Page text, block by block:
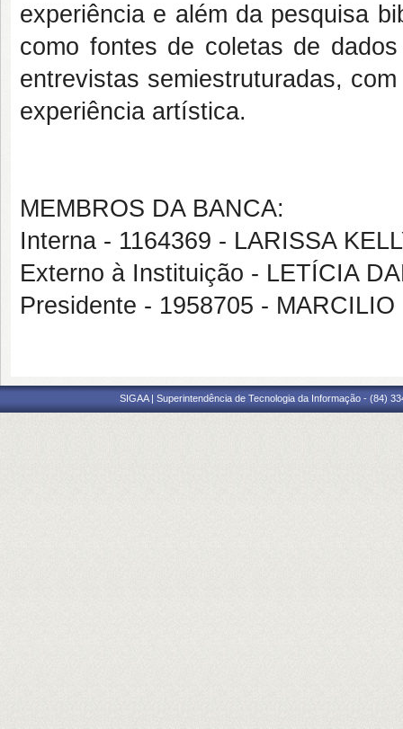
experiência e além da pesquisa
como fontes de coletas de
entrevistas semiestruturadas,
experiência artística.
MEMBROS DA BANCA:
Interna - 1164369 - LARISSA
Externo à Instituição - LETÍCIA
Presidente - 1958705 -
SIGAA | Superintendência de Tecnologia da Informação - (84)